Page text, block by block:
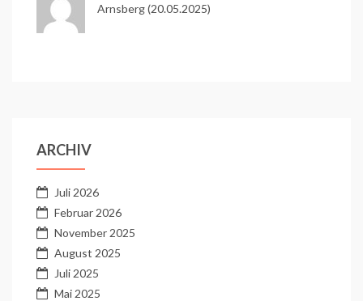
Arnsberg (20.05.2025)
ARCHIV
Juli 2026
Februar 2026
November 2025
August 2025
Juli 2025
Mai 2025